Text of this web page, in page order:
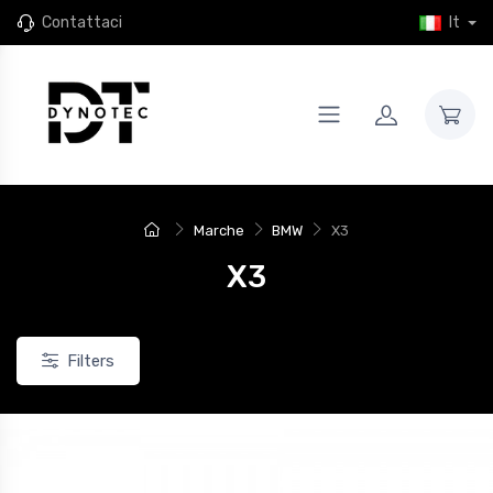
Contattaci It
Marche BMW X3
X3
Filters